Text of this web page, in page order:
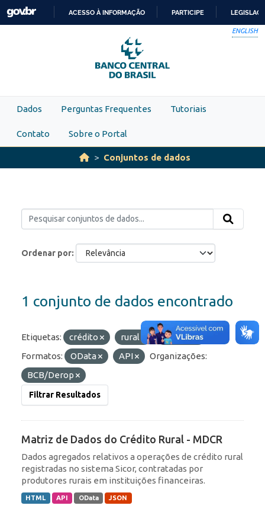
Skip to main content
PARA
O
CONTEÚDO
ACESSO À INFORMAÇÃO PARTICIPE
ENGLISH
Dados Perguntas Frequentes Tutoriais
Contato Sobre o Portal
Conjuntos de dados
Ordenar por
1 conjunto de dados encontrado
Etiquetas: crédito rural
agrícola
Formatos:
OData API
Organizações:
BCB/Derop
Filtrar Resultados
Matriz de Dados do Crédito Rural - MDCR
Dados agregados relativos a operações de crédito rural
registradas no sistema Sicor, contratadas por
produtores rurais em instituições financeiras.
HTML API OData JSON